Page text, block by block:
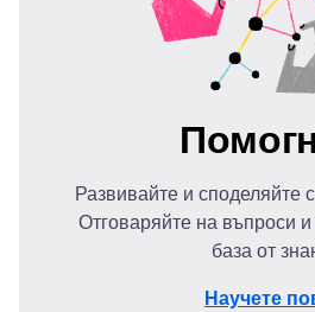
Развивайте и споделяйте
Отговаряйте на въпроси
база от
Научете